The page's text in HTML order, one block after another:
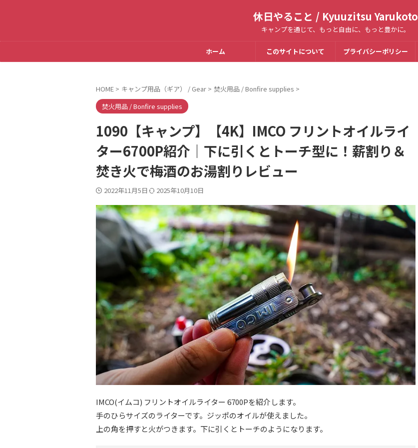
休日やること / Kyuuzitsu Yarukoto
キャンプを通じて、もっと自由に、もっと豊かに。
ホーム このサイトについて プライバシーポリシー
HOME > キャンプ用品（ギア） / Gear > 焚火用品 / Bonfire supplies >
焚火用品 / Bonfire supplies
1090【キャンプ】【4K】IMCO フリントオイルライ
ター6700P紹介｜下に引くとトーチ型に！薪割り＆
焚き火で梅酒のお湯割りレビュー
2022年11月5日 2025年10月10日
IMCO(イムコ) フリントオイルライター 6700Pを紹介します。
手のひらサイズのライターです。ジッポのオイルが使えました。
上の角を押すと火がつきます。下に引くとトーチのようになります。